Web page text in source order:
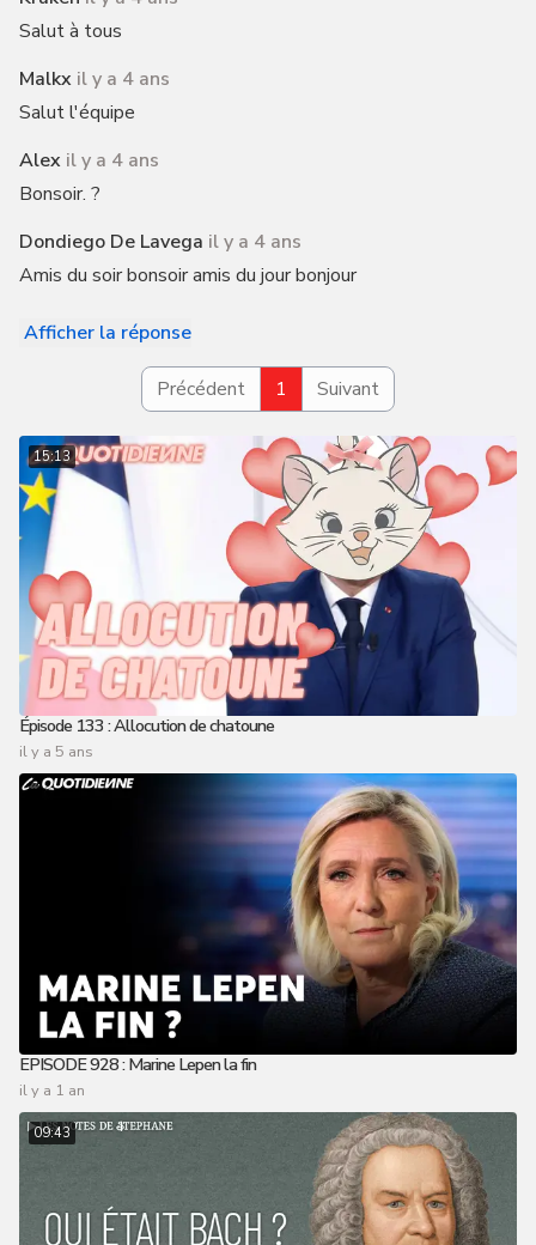
Salut à tous
Malkx il y a 4 ans
Salut l'équipe
Alex il y a 4 ans
Bonsoir. ?
Dondiego De Lavega il y a 4 ans
Amis du soir bonsoir amis du jour bonjour
Afficher la réponse
Précédent 1 Suivant
15:13
Épisode 133 : Allocution de chatoune
il y a 5 ans
EPISODE 928 : Marine Lepen la fin
il y a 1 an
09:43